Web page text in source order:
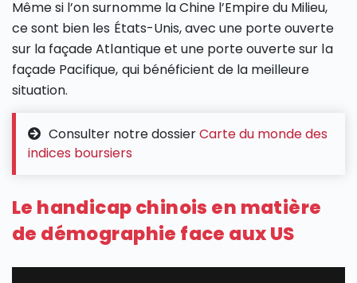
Même si l’on surnomme la Chine l’Empire du Milieu,
ce sont bien les États-Unis, avec une porte ouverte
sur la façade Atlantique et une porte ouverte sur la
façade Pacifique, qui bénéficient de la meilleure
situation.
Consulter notre dossierCarte du monde des
indices boursiers
Le handicap chinois en matière
de démographie face aux US